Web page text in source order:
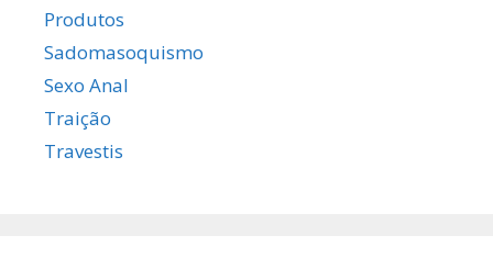
Produtos
Sadomasoquismo
Sexo Anal
Traição
Travestis